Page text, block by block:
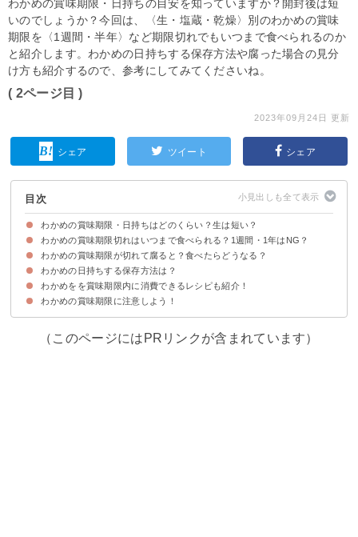
わかめの賞味期限・日持ちの目安を知っていますか？開封後は短
いのでしょうか？今回は、〈生・塩蔵・乾燥〉別のわかめの賞味
期限を〈1週間・半年〉など期限切れでもいつまで食べられるのか
と紹介します。わかめの日持ちする保存方法や腐った場合の見分
け方も紹介するので、参考にしてみてくださいね。
( 2ページ目 )
2023年09月24日 更新
シェア ツイート シェア
目次
わかめの賞味期限・日持ちはどのくらい？生は短い？
①生わかめの場合
②塩蔵わかめの場合
③乾燥わかめの場合
わかめの賞味期限切れはいつまで食べられる？1週間・1年はNG？
賞味期限の定義
賞味期限切れでも腐っていなければ食べられる
わかめの賞味期限が切れて腐ると？食べたらどうなる？
わかめが腐って食べるのを避けた方が良い場合
賞味期限切れ・腐ったわかめを食べた時の症状と対処法
わかめの日持ちする保存方法は？
①生わかめの場合
②塩蔵わかめの場合
③乾燥わかめの場合
わかめをを賞味期限内に消費できるレシピも紹介！
①わかめと長ネギのナムル
②乾燥わかめと長ネギの酢味噌和え
③生わかめの炒め物
わかめの賞味期限に注意しよう！
（このページにはPRリンクが含まれています）